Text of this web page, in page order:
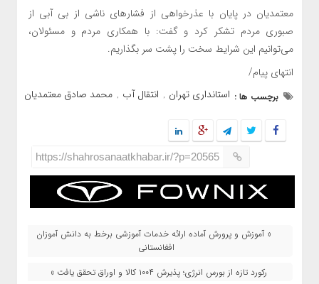
معتمدیان در پایان با عذرخواهی از فشارهای ناشی از بی آبی از
صبوری مردم تشکر کرد و گفت: با همکاری مردم و مسئولان،
می‌توانیم این شرایط سخت را پشت سر بگذاریم.
انتهای پیام/
برچسب ها : استانداری تهران , انتقال آب , محمد صادق معتمدیان
https://shahrosanaatkhabar.ir/?p=20565
« آموزش و پرورش آماده ارائه خدمات آموزشی برخط به دانش آموزان
افغانستانی
رکورد تازه از بورس انرژی؛ پذیرش ۱۰۰۴ کالا و اوراق تحقق یافت »